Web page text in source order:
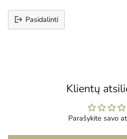
Pasidalinti
Klientų
Parašykite savo